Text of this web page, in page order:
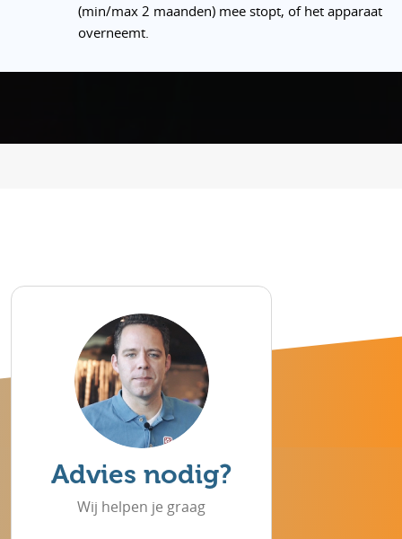
(min/max 2 maanden) mee stopt, of het apparaat
overneemt.
Advies nodig?
Wij helpen je graag